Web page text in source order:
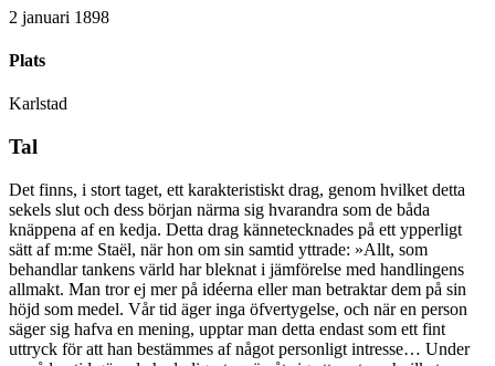
2 januari 1898
Plats
Karlstad
Tal
Det finns, i stort taget, ett karakteristiskt drag, genom hvilket detta
sekels slut och dess början närma sig hvarandra som de båda
knäppena af en kedja. Detta drag kännetecknades på ett ypperligt
sätt af m:me Staël, när hon om sin samtid yttrade: »Allt, som
behandlar tankens värld har bleknat i jämförelse med handlingens
allmakt. Man tror ej mer på idéerna eller man betraktar dem på sin
höjd som medel. Vår tid äger inga öfvertygelse, och när en person
säger sig hafva en mening, upptar man detta endast som ett fint
uttryck för att han bestämmes af något personligt intresse… Under